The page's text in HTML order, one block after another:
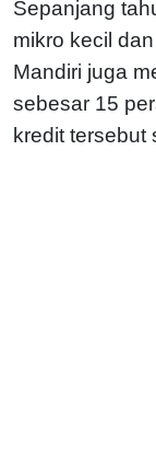
Sepanjang
mikro kecil
Mandiri juga
sebesar 15
kredit tersebut